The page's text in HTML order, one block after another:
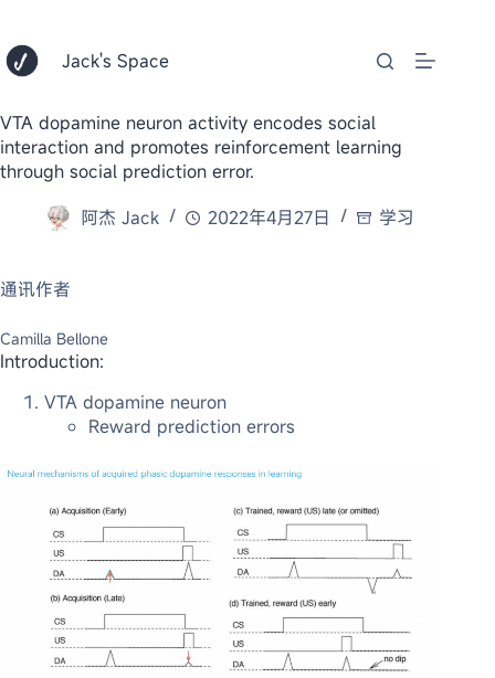
内
Jack's Space
VTA dopamine neuron activity encodes social
interaction and promotes reinforcement learning
through social prediction error.
阿杰 Jack
2022年4月27日 学习
通讯作者
Camilla Bellone
Introduction:
VTA dopamine neuron
Reward prediction errors